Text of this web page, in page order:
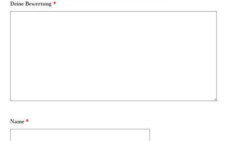
Deine Bewertung *
Name *